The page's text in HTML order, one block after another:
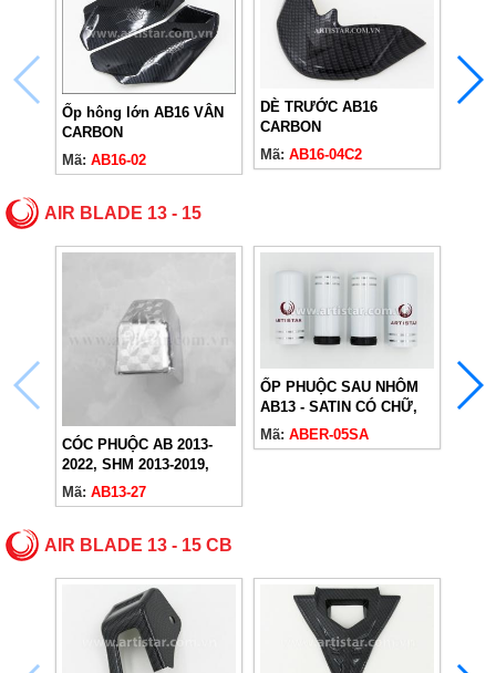
Ốp hông lớn AB16 VÂN
CARBON
Mã: AB16-02
DÈ TRƯỚC AB16
CARBON
Mã: AB16-04C2
MẶT
AIR BLADE 13 - 15
CÓC PHUỘC AB 2013-
2022, SHM 2013-2019,
VARIO 125 (2018-2024)
Mã: AB13-27
ỐP PHUỘC SAU NHÔM
AB13 - SATIN CÓ CHỮ,
Mã: ABER-05SA
ỐP
AIR BLADE 13 - 15 CB